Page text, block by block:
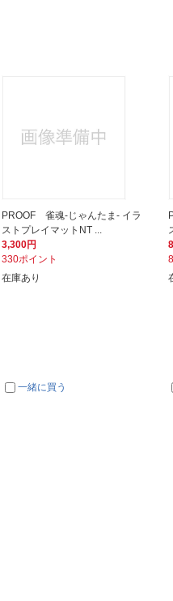
PROOF 雀魂-じゃんたま- イラ
ストプレイマットNT ...
3,300円
330ポイント
在庫あり
一緒に買う